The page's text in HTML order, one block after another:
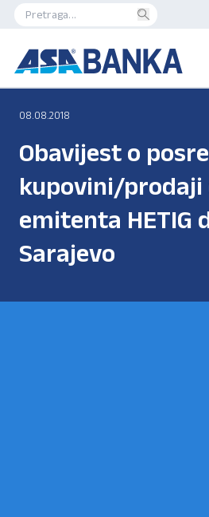
08.08.2018
Obavijest o
kupovini/prodaji
emitenta HETIG
Sarajevo